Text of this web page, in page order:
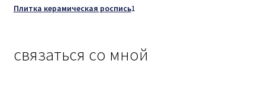
Плитка керамическая роспись1
связаться со мной